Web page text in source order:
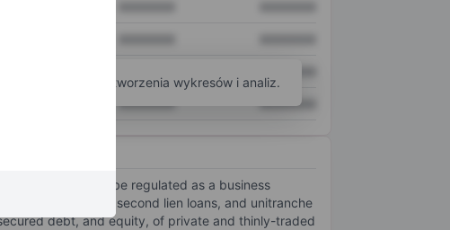
XXXXXXX XXXXXXX
narzędzi do tworzenia wykresów i analiz.
has elected to be regulated as a business
first lien loans, second lien loans, and unitranche
debt, and equity, of private and thinly-traded